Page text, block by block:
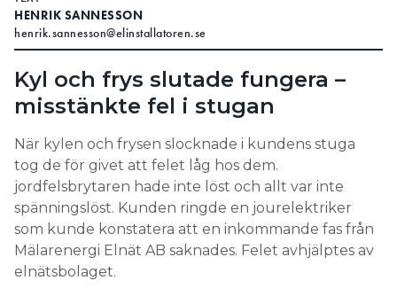
HENRIK SANNESSON
henrik.sannesson@elinstallatoren.se
Kyl och frys slutade fungera –
misstänkte fel i stugan
När kylen och frysen slocknade i kundens stuga
tog de för givet att felet låg hos dem.
jordfelsbrytaren hade inte löst och allt var inte
spänningslöst. Kunden ringde en jourelektriker
som kunde konstatera att en inkommande fas från
Mälarenergi Elnät AB saknades. Felet avhjälptes av
elnätsbolaget.